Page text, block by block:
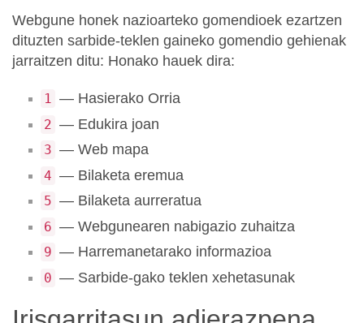
Webgune honek nazioarteko gomendioek ezartzen
dituzten sarbide-teklen gaineko gomendio gehienak
jarraitzen ditu: Honako hauek dira:
1 — Hasierako Orria
2 — Edukira joan
3 — Web mapa
4 — Bilaketa eremua
5 — Bilaketa aurreratua
6 — Webgunearen nabigazio zuhaitza
9 — Harremanetarako informazioa
0 — Sarbide-gako teklen xehetasunak